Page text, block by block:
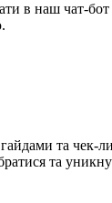
в наш чат-бот
та чек-
та